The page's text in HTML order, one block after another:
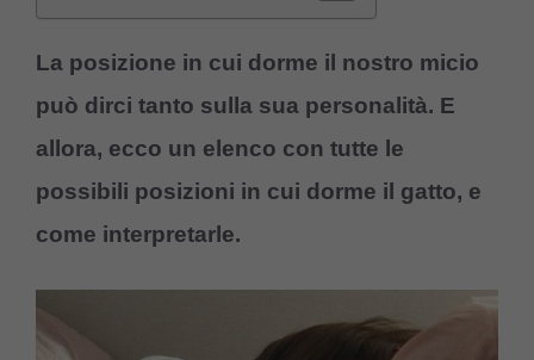
La posizione in cui dorme il nostro micio
può dirci tanto sulla sua personalità. E
allora, ecco un elenco con tutte le
possibili posizioni in cui dorme il gatto, e
come interpretarle.